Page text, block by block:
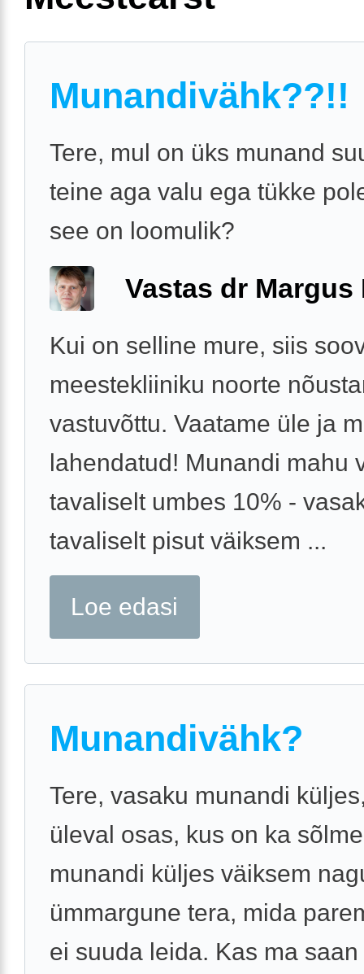
Munandivähk??!!
Tere, mul on üks munand
teine aga valu ega tükke
see on loomulik?
Vastas dr Margus
Kui on selline mure, siis
meestekliiniku noorte
vastuvõttu. Vaatame üle ja
lahendatud! Munandi mahu
tavaliselt umbes 10% -
tavaliselt pisut väiksem ...
Loe edasi
Munandivähk?
Tere, vasaku munandi
üleval osas, kus on ka
munandi küljes väiksem
ümmargune tera, mida
ei suuda leida. Kas ma